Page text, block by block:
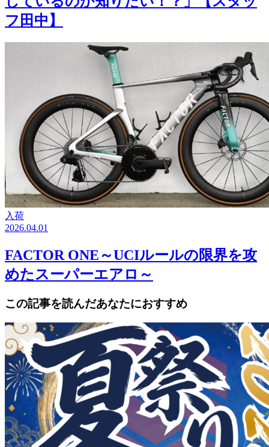
フ田中】
入荷
2026.04.01
FACTOR ONE～UCIルールの限界を攻
めたスーパーエアロ～
この記事を読んだあなたにおすすめ